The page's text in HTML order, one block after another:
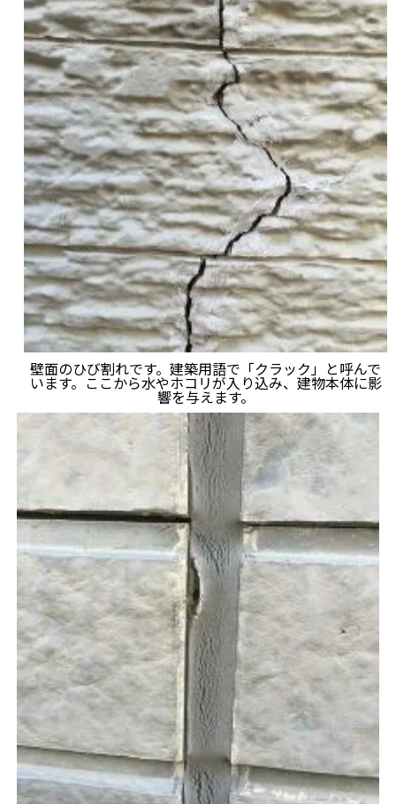
壁面のひび割れです。建築用語で「クラック」と呼んで
います。ここから水やホコリが入り込み、建物本体に影
響を与えます。